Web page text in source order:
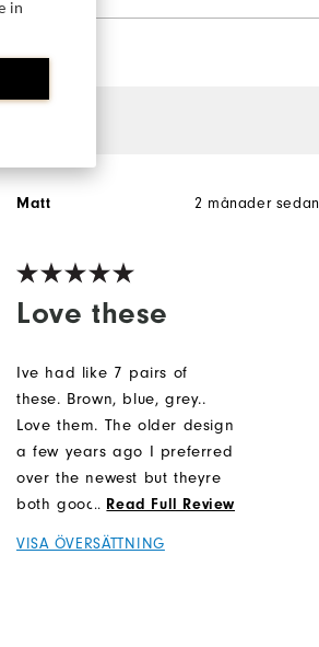
in
Love these
2 månader sedan
Matt
Ive had like 7 pairs of
these. Brown, blue, grey..
Love them. The older design
a few years ago I preferred
over the newest but theyre
both good. Casual work
and holf
... Read Full Review
VISA ÖVERSÄTTNING